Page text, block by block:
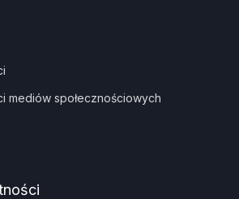
mediów społecznościowych